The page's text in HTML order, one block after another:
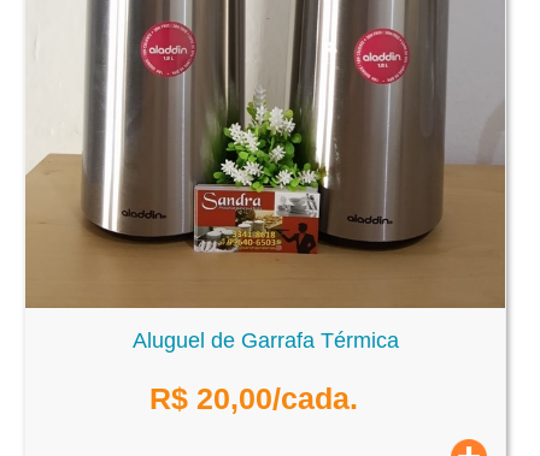
Aluguel de Garrafa Térmica
R$ 20,00/cada.